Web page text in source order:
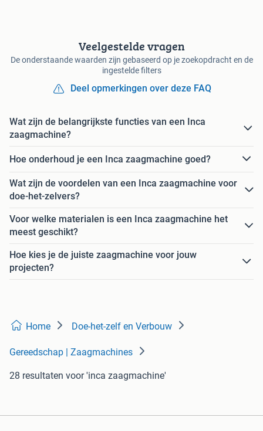
Veelgestelde vragen
De onderstaande waarden zijn gebaseerd op je zoekopdracht en de
ingestelde filters
Deel opmerkingen over deze FAQ
Wat zijn de belangrijkste functies van een Inca
zaagmachine?
Hoe onderhoud je een Inca zaagmachine goed?
Wat zijn de voordelen van een Inca zaagmachine voor
doe-het-zelvers?
Voor welke materialen is een Inca zaagmachine het
meest geschikt?
Hoe kies je de juiste zaagmachine voor jouw
projecten?
Home Doe-het-zelf en Verbouw
Gereedschap | Zaagmachines
28 resultaten voor 'inca zaagmachine'